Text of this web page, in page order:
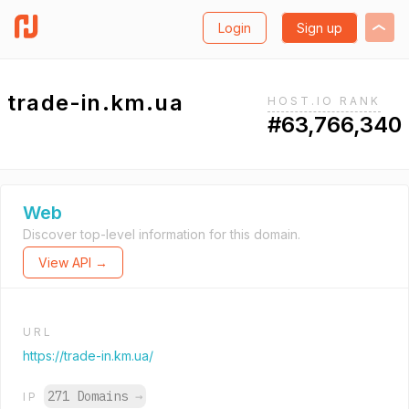
Login Sign up
trade-in.km.ua HOST.IO RANK
#63,766,340
Web
Discover top-level information for this domain.
View API →
URL
https://trade-in.km.ua/
IP 271 Domains →